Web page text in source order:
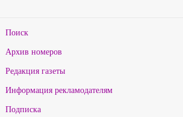
Поиск
Архив номеров
Редакция газеты
Информация рекламодателям
Подписка